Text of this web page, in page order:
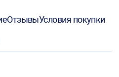
ОтзывыУсловия покупки